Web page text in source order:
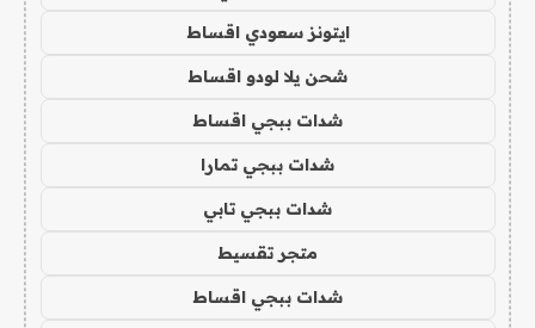
ايتونز سعودي اقساط
شحن يلا لودو اقساط
شدات ببجي اقساط
شدات ببجي تمارا
شدات ببجي تابي
متجر تقسيط
شدات ببجي اقساط